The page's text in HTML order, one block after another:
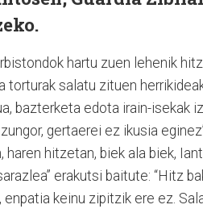
hartu zuen lehenik
torturak salatu zituen
bazterketa edota irain-isekak
gertaerei ez ikusia
haren hitzetan, biek ala biek,
erakutsi baitute: “Hitz
enpatia keinu zipitzik ere ez.